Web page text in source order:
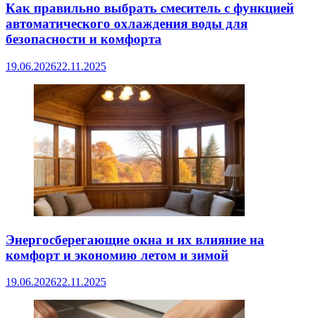
Как правильно выбрать смеситель с функцией
автоматического охлаждения воды для
безопасности и комфорта
19.06.202622.11.2025
Энергосберегающие окна и их влияние на
комфорт и экономию летом и зимой
19.06.202622.11.2025